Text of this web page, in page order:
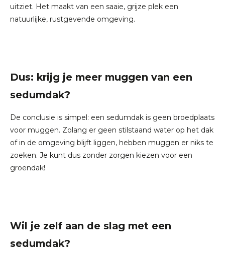
uitziet. Het maakt van een saaie, grijze plek een
natuurlijke, rustgevende omgeving.
Dus: krijg je meer muggen van een
sedumdak?
De conclusie is simpel: een sedumdak is geen broedplaats
voor muggen. Zolang er geen stilstaand water op het dak
of in de omgeving blijft liggen, hebben muggen er niks te
zoeken. Je kunt dus zonder zorgen kiezen voor een
groendak!
Wil je zelf aan de slag met een
sedumdak?